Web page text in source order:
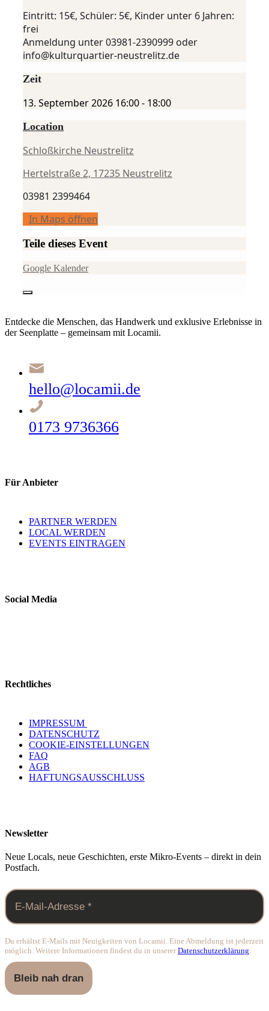
Eintritt: 15€, Schüler: 5€, Kinder unter 6 Jahren:
frei
Anmeldung unter 03981-2390999 oder
info@kulturquartier-neustrelitz.de
Zeit
13. September 2026 16:00- 18:00
Location
Schloßkirche Neustrelitz
Hertelstraße 2, 17235 Neustrelitz
03981 2399464
In Maps öffnen
Teile dieses Event
Google Kalender
Entdecke die Menschen, das Handwerk und exklusive Erlebnisse in
der Seenplatte – gemeinsam mit Locamii.
hello@locamii.de
0173 9736366
Für Anbieter
PARTNER WERDEN
LOCAL WERDEN
EVENTS EINTRAGEN
Social Media
Rechtliches
IMPRESSUM
DATENSCHUTZ
COOKIE-EINSTELLUNGEN
FAQ
AGB
HAFTUNGSAUSSCHLUSS
Newsletter
Neue Locals, neue Geschichten, erste Mikro-Events – direkt in dein
Postfach.
Du erhältst E-Mails mit Neuigkeiten von Locamii. Eine Abmeldung ist jederzeit
möglich. Weitere Informationen findest du in unsererDatenschutzerklärung.